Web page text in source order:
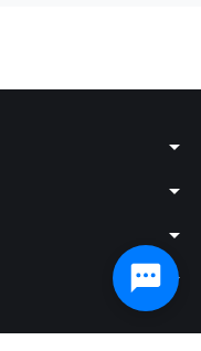
arrow_drop_down
arrow_drop_down
arrow_drop_down
arrow_drop_down